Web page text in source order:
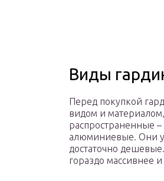
Виды
Перед покупкой
видом и
распространенные –
алюминиевые. Они
достаточно
гораздо массивнее